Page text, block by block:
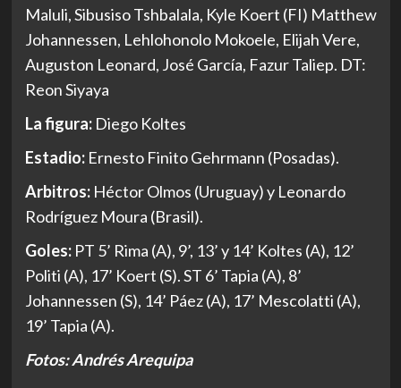
Maluli, Sibusiso Tshbalala, Kyle Koert (FI) Matthew
Johannessen, Lehlohonolo Mokoele, Elijah Vere,
Auguston Leonard, José García, Fazur Taliep. DT:
Reon Siyaya
La figura:Diego Koltes
Estadio:Ernesto Finito Gehrmann (Posadas).
Arbitros:Héctor Olmos (Uruguay) y Leonardo
Rodríguez Moura (Brasil).
Goles:PT 5’ Rima (A), 9’, 13’ y 14’ Koltes (A), 12’
Politi (A), 17’ Koert (S). ST 6’ Tapia (A), 8’
Johannessen (S), 14’ Páez (A), 17’ Mescolatti (A),
19’ Tapia (A).
Fotos: Andrés Arequipa